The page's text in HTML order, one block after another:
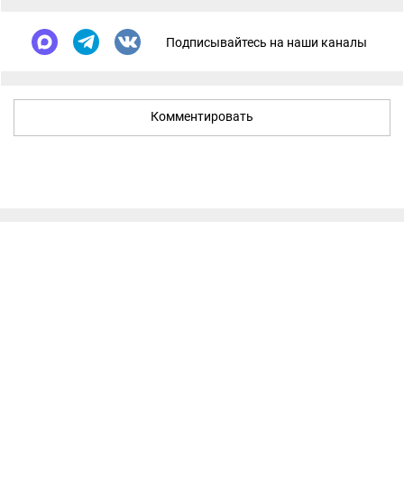
Подписывайтесь на наши каналы
Комментировать